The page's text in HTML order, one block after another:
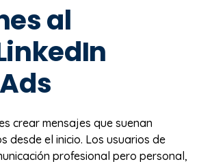
al
crear mensajes que suenan
desde el inicio. Los usuarios de
profesional pero personal,